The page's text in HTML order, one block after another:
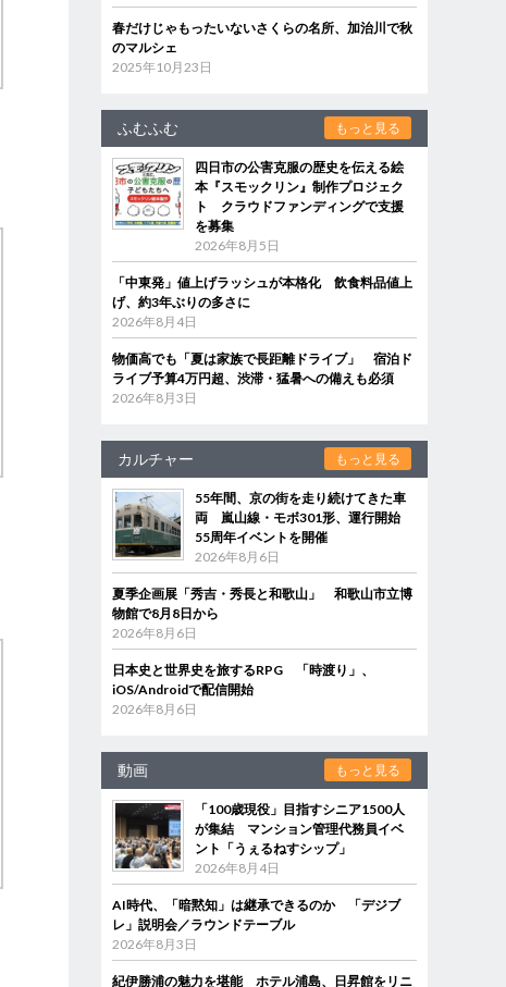
春だけじゃもったいないさくらの名所、加治川で秋
のマルシェ
2025年10月23日
ふむふむ もっと見る
四日市の公害克服の歴史を伝える絵
本『スモックリン』制作プロジェク
ト クラウドファンディングで支援
を募集
2026年8月5日
「中東発」値上げラッシュが本格化 飲食料品値上
げ、約3年ぶりの多さに
2026年8月4日
物価高でも「夏は家族で長距離ドライブ」 宿泊ド
ライブ予算4万円超、渋滞・猛暑への備えも必須
2026年8月3日
カルチャー もっと見る
55年間、京の街を走り続けてきた車
両 嵐山線・モボ301形、運行開始
55周年イベントを開催
2026年8月6日
夏季企画展「秀吉・秀長と和歌山」 和歌山市立博
物館で8月8日から
2026年8月6日
日本史と世界史を旅するRPG 「時渡り」、
iOS/Androidで配信開始
2026年8月6日
動画 もっと見る
「100歳現役」目指すシニア1500人
が集結 マンション管理代務員イベ
ント「うぇるねすシップ」
2026年8月4日
AI時代、「暗黙知」は継承できるのか 「デジブ
レ」説明会／ラウンドテーブル
2026年8月3日
紀伊勝浦の魅力を堪能 ホテル浦島、日昇館をリニ